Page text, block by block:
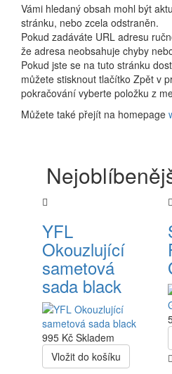
Vámi hledaný obsah mohl být
stránku, nebo zcela odstraněn.
Pokud zadáváte URL adresu
že adresa neobsahuje chyby
Pokud jste se na tuto stránku
můžete stisknout tlačítko Zpět v
pokračování vyberte položku z
Můžete také přejít na homepage
YFL
Okouzlující
sametová
sada black
995 Kč Skladem
Vložit do košíku